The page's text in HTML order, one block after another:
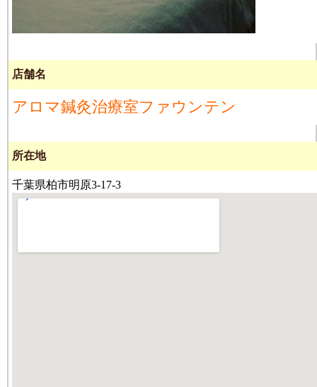
店舗名
アロマ鍼灸治療室ファウンテン
所在地
千葉県柏市明原3-17-3